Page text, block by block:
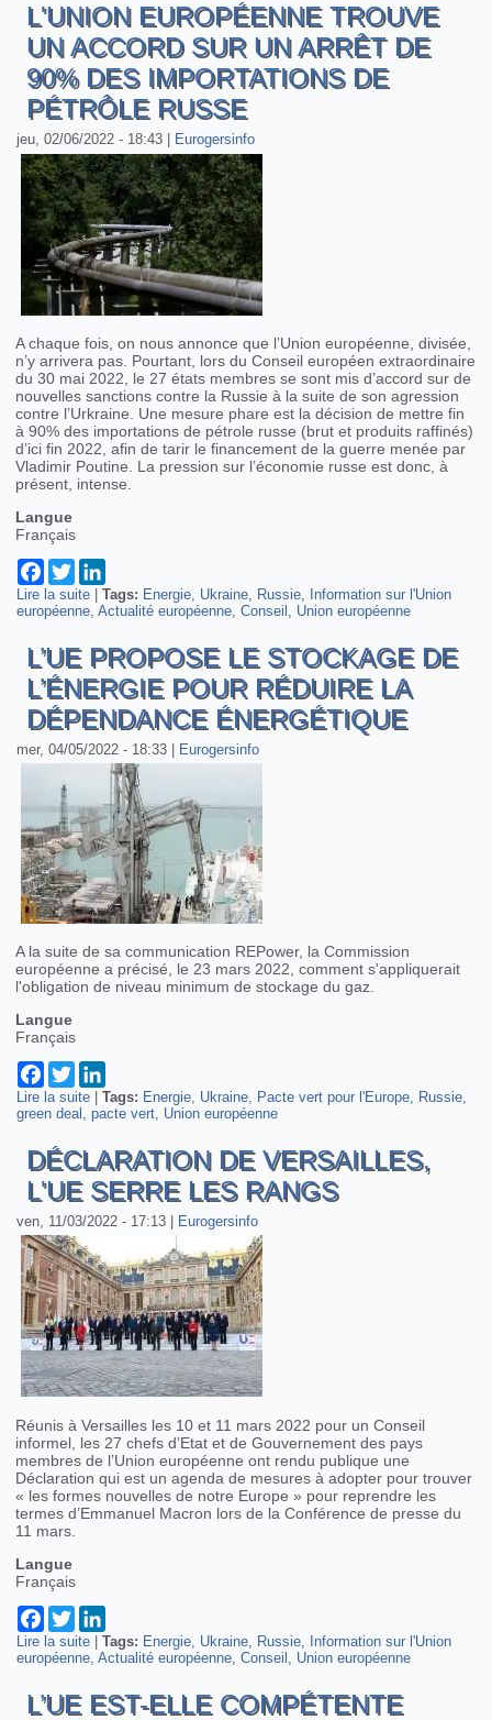
L'UNION EUROPÉENNE TROUVE
UN ACCORD SUR UN ARRÊT DE
90% DES IMPORTATIONS DE
PÉTRÔLE RUSSE
jeu, 02/06/2022 - 18:43 Eurogersinfo
A chaque fois, on nous annonce que l’Union européenne, divisée,
n’y arrivera pas. Pourtant, lors du Conseil européen extraordinaire
du 30 mai 2022, le 27 états membres se sont mis d’accord sur de
nouvelles sanctions contre la Russie à la suite de son agression
contre l’Urkraine. Une mesure phare est la décision de mettre fin
à 90% des importations de pétrole russe (brut et produits raffinés)
d’ici fin 2022, afin de tarir le financement de la guerre menée par
Vladimir Poutine. La pression sur l’économie russe est donc, à
présent, intense.
Langue
Français
Facebook
Twitter
Lire la suite de L'Union européenne trouve un accord sur un arrêt de 90%
des importations de pétrôle russe
|Tags: Energie Ukraine Russie
Information sur l'Union
européenne Actualité européenne Conseil Union européenne
L’UE PROPOSE LE STOCKAGE DE
L’ÉNERGIE POUR RÉDUIRE LA
DÉPENDANCE ÉNERGÉTIQUE
mer, 04/05/2022 - 18:33 Eurogersinfo
A la suite de sa communication REPower, la Commission
européenne a précisé, le 23 mars 2022, comment s'appliquerait
l'obligation de niveau minimum de stockage du gaz.
Langue
Français
Facebook
Twitter
Lire la suite de L’UE propose le stockage de l’énergie pour réduire la
dépendance énergétique
|Tags: Energie Ukraine Pacte vert pour l'Europe
Russie
green deal
pacte vert Union européenne
DÉCLARATION DE VERSAILLES,
L'UE SERRE LES RANGS
ven, 11/03/2022 - 17:13 Eurogersinfo
Réunis à Versailles les 10 et 11 mars 2022 pour un Conseil
informel, les 27 chefs d’Etat et de Gouvernement des pays
membres de l’Union européenne ont rendu publique une
Déclaration qui est un agenda de mesures à adopter pour trouver
« les formes nouvelles de notre Europe » pour reprendre les
termes d’Emmanuel Macron lors de la Conférence de presse du
11 mars.
Langue
Français
Facebook
Twitter
Lire la suite de Déclaration de Versailles, l'UE serre les rangs
|Tags: Energie Ukraine Russie Information sur l'Union
européenne Actualité européenne Conseil Union européenne
L’UE EST-ELLE COMPÉTENTE